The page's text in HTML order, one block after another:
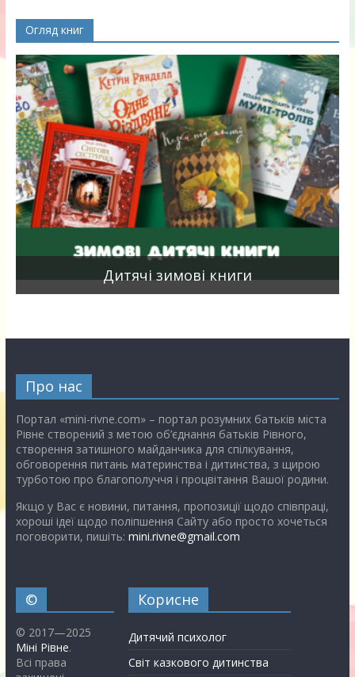
Огляд книг
Дитячі зимові книги
Про нас
Портал «mini-rivne.com» – портал розумних батьків міста
Рівне створений з метою об’єднання батьків Рівного,
створення затишного майданчика для спілкування,
обговорення питань материнства і дитинства, з щирою
турботою про благополуччя і процвітання Вашої родини.
Якщо у Вас є новини, питання, пропозиції щодо співпраці,
хороші ідеї щодо поліпшення Сайту або просто хочеться
поговорити, пишіть: mini.rivne@gmail.com
©
© 2017—2025
Міні Рівне.
Всі права
Корисне
Дитячий психолог
Світ казкового дитинства